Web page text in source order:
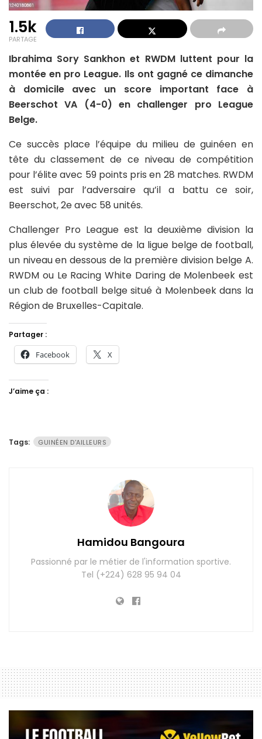
1.5k
PARTAGE
Ibrahima Sory Sankhon et RWDM luttent pour la
montée en pro League. Ils ont gagné ce dimanche
à domicile avec un score important face à
Beerschot VA (4-0) en challenger pro League
Belge.
Ce succès place l’équipe du milieu de guinéen en
tête du classement de ce niveau de compétition
pour l’élite avec 59 points pris en 28 matches. RWDM
est suivi par l’adversaire qu’il a battu ce soir,
Beerschot, 2e avec 58 unités.
Challenger Pro League est la deuxième division la
plus élevée du système de la ligue belge de football,
un niveau en dessous de la première division belge A.
RWDM ou Le Racing White Daring de Molenbeek est
un club de football belge situé à Molenbeek dans la
Région de Bruxelles-Capitale.
Partager :
Facebook X
J’aime ça :
Tags: GUINÉEN D'AILLEURS
Hamidou Bangoura
Passionné par le métier de l'information sportive.
Tel (+224) 628 95 94 04